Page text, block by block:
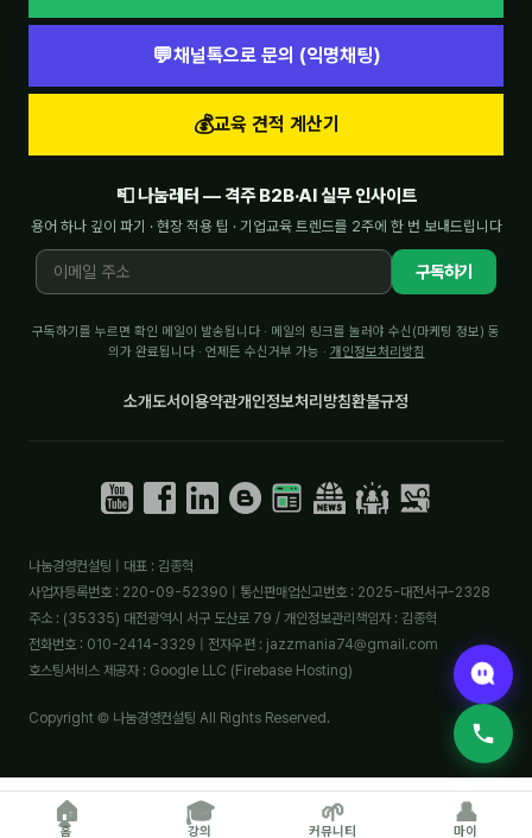
💬채널톡으로 문의 (익명채팅)
💰교육 견적 계산기
📮 나눔레터 — 격주 B2B·AI 실무 인사이트
용어 하나 깊이 파기 · 현장 적용 팁 · 기업교육 트렌드를 2주에 한 번 보내드립니다
구독하기
구독하기를 누르면 확인 메일이 발송됩니다 · 메일의 링크를 눌러야 수신(마케팅 정보) 동
의가 완료됩니다 · 언제든 수신거부 가능 · 개인정보처리방침
소개도서이용약관개인정보처리방침환불규정
나눔경영컨설팅 | 대표 : 김종혁
사업자등록번호 : 220-09-52390 | 통신판매업신고번호 : 2025-대전서구-2328
주소 : (35335) 대전광역시 서구 도산로 79 / 개인정보관리책임자 : 김종혁
전화번호 : 010-2414-3329 | 전자우편 : jazzmania74@gmail.com
호스팅서비스 제공자 : Google LLC (Firebase Hosting)
Copyright © 나눔경영컨설팅 All Rights Reserved.
🏠
홈
🎓
강의
🌱
커뮤니티
👤
마이